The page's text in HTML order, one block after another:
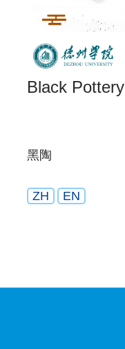
Black Pottery
黑陶
ZH EN